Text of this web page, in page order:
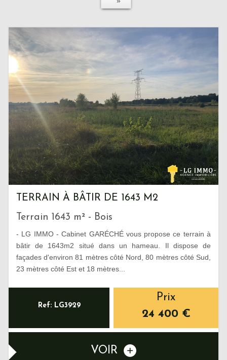
TERRAIN À BÂTIR DE 1643 M2
Terrain 1643 m² - Bois
- LG IMMO - Cabinet GARÉCHÉ vous propose ce terrain à
bâtir de 1643m2 situé dans un hameau. Il dispose de
façades d'environ 81 mètres côté Nord, 80 mètres côté Sud,
23 mètres côté Est et 18 mètres...
Ref: LG3929
Prix
24 400 €
VOIR